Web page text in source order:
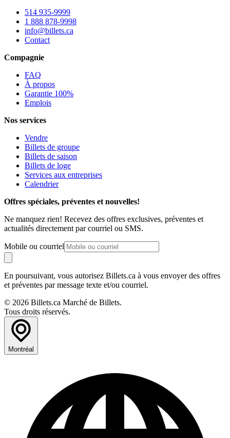
514 935-9999
1 888 878-9998
info@billets.ca
Contact
Compagnie
FAQ
À propos
Garantie 100%
Emplois
Nos services
Vendre
Billets de groupe
Billets de saison
Billets de loge
Services aux entreprises
Calendrier
Offres spéciales, préventes et nouvelles!
Ne manquez rien! Recevez des offres exclusives, préventes et
actualités directement par courriel ou SMS.
Mobile ou courriel
En poursuivant, vous autorisez Billets.ca à vous envoyer des offres
et préventes par message texte et/ou courriel.
© 2026 Billets.ca Marché de Billets.
Tous droits réservés.
Montréal